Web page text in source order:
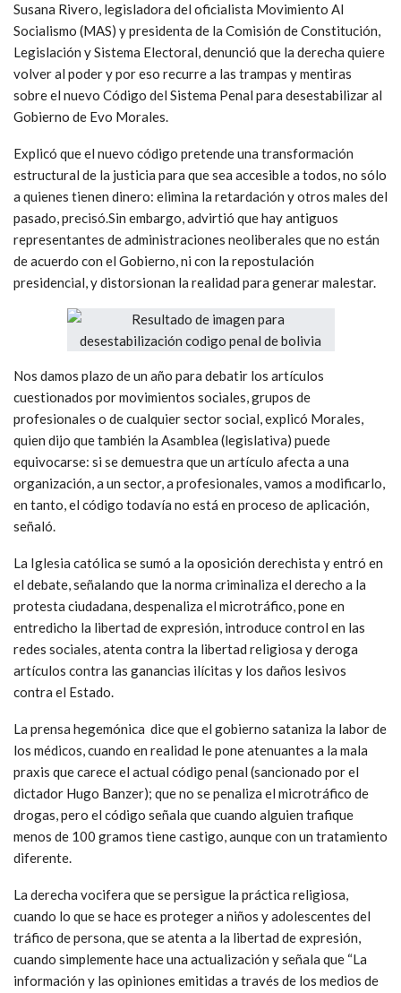
Susana Rivero, legisladora del oficialista Movimiento Al
Socialismo (MAS) y presidenta de la Comisión de Constitución,
Legislación y Sistema Electoral, denunció que la derecha quiere
volver al poder y por eso recurre a las trampas y mentiras
sobre el nuevo Código del Sistema Penal para desestabilizar al
Gobierno de Evo Morales.
Explicó que el nuevo código pretende una transformación
estructural de la justicia para que sea accesible a todos, no sólo
a quienes tienen dinero: elimina la retardación y otros males del
pasado, precisó.Sin embargo, advirtió que hay antiguos
representantes de administraciones neoliberales que no están
de acuerdo con el Gobierno, ni con la repostulación
presidencial, y distorsionan la realidad para generar malestar.
Nos damos plazo de un año para debatir los artículos
cuestionados por movimientos sociales, grupos de
profesionales o de cualquier sector social, explicó Morales,
quien dijo que también la Asamblea (legislativa) puede
equivocarse: si se demuestra que un artículo afecta a una
organización, a un sector, a profesionales, vamos a modificarlo,
en tanto, el código todavía no está en proceso de aplicación,
señaló.
La Iglesia católica se sumó a la oposición derechista y entró en
el debate, señalando que la norma criminaliza el derecho a la
protesta ciudadana, despenaliza el microtráfico, pone en
entredicho la libertad de expresión, introduce control en las
redes sociales, atenta contra la libertad religiosa y deroga
artículos contra las ganancias ilícitas y los daños lesivos
contra el Estado.
La prensa hegemónica dice que el gobierno sataniza la labor de
los médicos, cuando en realidad le pone atenuantes a la mala
praxis que carece el actual código penal (sancionado por el
dictador Hugo Banzer); que no se penaliza el microtráfico de
drogas, pero el código señala que cuando alguien trafique
menos de 100 gramos tiene castigo, aunque con un tratamiento
diferente.
La derecha vocifera que se persigue la práctica religiosa,
cuando lo que se hace es proteger a niños y adolescentes del
tráfico de persona, que se atenta a la libertad de expresión,
cuando simplemente hace una actualización y señala que “La
información y las opiniones emitidas a través de los medios de